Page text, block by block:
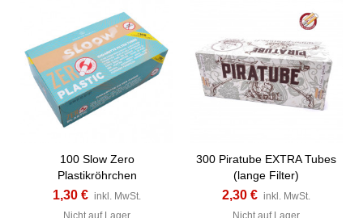
100 Slow Zero
Plastikröhrchen
1,30 € inkl. MwSt.
Nicht auf Lager
300 Piratube EXTRA Tubes
(lange Filter)
2,30 € inkl. MwSt.
Nicht auf Lager